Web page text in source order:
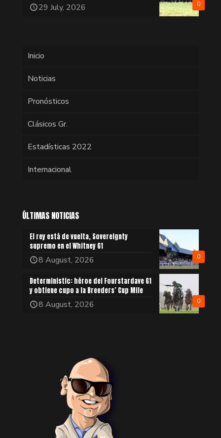
0
29 July, 2026
Inicio
Noticias
Pronósticos
Clásicos Gr.
Estadísticas 2022
Internacional
ÚLTIMAS NOTICIAS
0
El rey está de vuelta, Sovereignty
supremo en el Whitney G1
8 August, 2026
0
Deterministic: héroe del Fourstardave G1
y obtiene cupo a la Breeders’ Cup Mile
8 August, 2026